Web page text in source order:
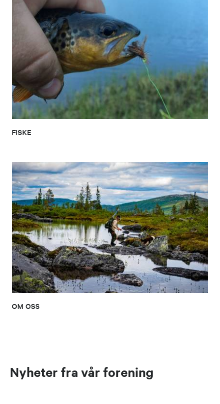
FISKE
OM OSS
Nyheter fra vår forening